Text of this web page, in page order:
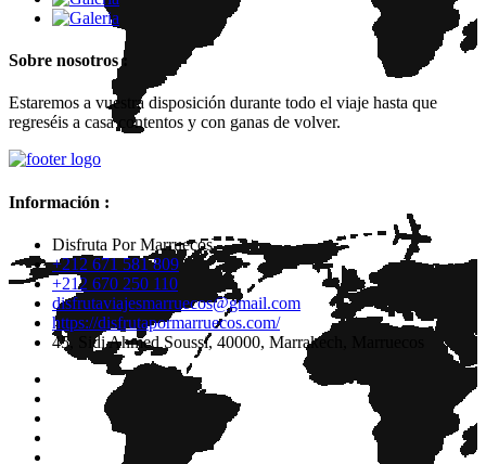
Sobre nosotros :
Estaremos a vuestra disposición durante todo el viaje hasta que
regreséis a casa contentos y con ganas de volver.
Información :
Disfruta Por Marruecos
+212 671 581 809
+212 670 250 110
disfrutaviajesmarruecos@gmail.com
https://disfrutapormarruecos.com/
45, Sidi Ahmed Soussi, 40000, Marrakech, Marruecos